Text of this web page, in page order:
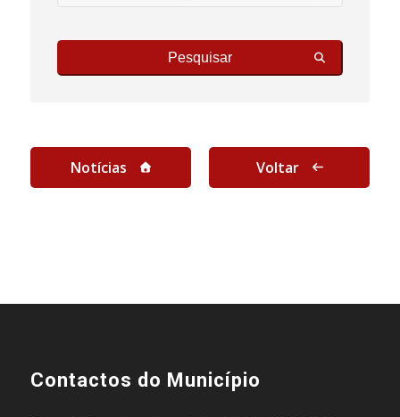
Pesquisar
Notícias Voltar
Contactos do Município